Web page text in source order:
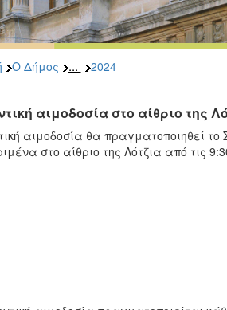
Ο Δήμος ... 2024
αιμοδοσία στο αίθριο της
αιμοδοσία θα πραγματοποιηθεί
στο αίθριο της Λότζια από τις